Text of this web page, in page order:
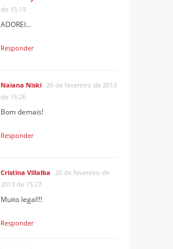
de 15:19
ADOREI…
Responder
Naiana Niski 26 de fevereiro de 2013
de 15:26
Bom demais!
Responder
Cristina Villalba 26 de fevereiro de
2013 de 15:27
Muito legal!!!
Responder